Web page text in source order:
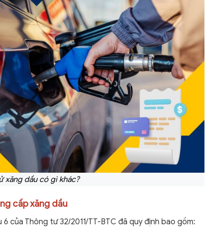
xăng dầu có gì khác?
cấp xăng dầu
của Thông tư 32/2011/TT-BTC đã quy định bao gồm: